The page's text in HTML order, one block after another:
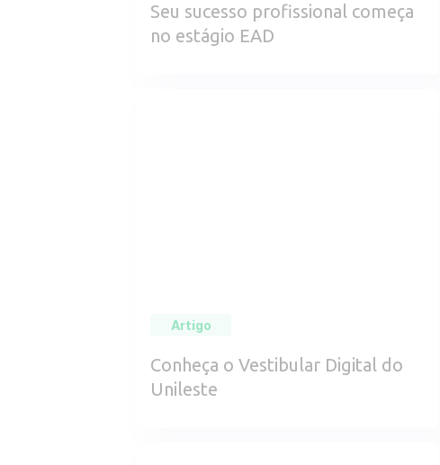
Seu sucesso profissional começa
no estágio EAD
Artigo
Conheça o Vestibular Digital do
Unileste